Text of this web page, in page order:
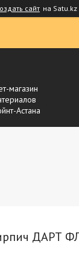
сайт на Satu.kz
магазин
Астана
ДАРТ